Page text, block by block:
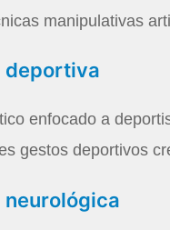
manipulativas
deportiva
enfocado a
gestos deportivos